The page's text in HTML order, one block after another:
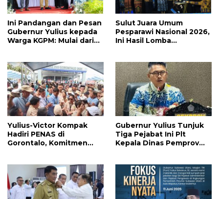
Ini Pandangan dan Pesan
Gubernur Yulius kepada
Warga KGPM: Mulai dari
Sulut Juara Umum
Pesparawi Nasional 2026,
Ini Hasil Lomba
Yulius-Victor Kompak
Hadiri PENAS di
Gorontalo, Komitmen
Pangan Presiden
Prabowo
Gubernur Yulius Tunjuk
Tiga Pejabat Ini Plt
Kepala Dinas Pemprov